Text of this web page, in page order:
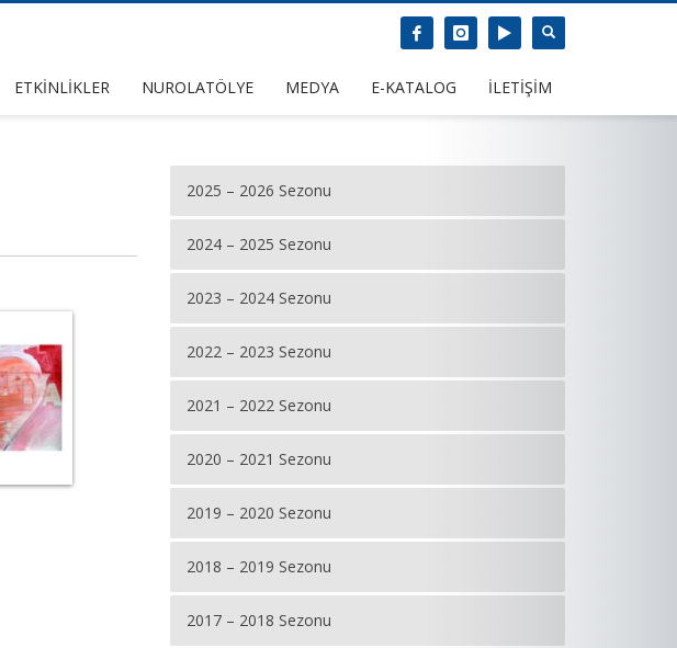
ETKİNLİKLER NUROLATÖLYE MEDYA E-KATALOG İLETİŞİM
2025 – 2026 Sezonu
2024 – 2025 Sezonu
2023 – 2024 Sezonu
2022 – 2023 Sezonu
2021 – 2022 Sezonu
2020 – 2021 Sezonu
2019 – 2020 Sezonu
2018 – 2019 Sezonu
2017 – 2018 Sezonu